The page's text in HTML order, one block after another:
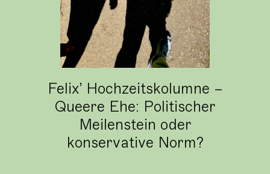
Felix’ Hochzeitskolumne –
Queere Ehe: Politischer
Meilenstein oder
konservative Norm?